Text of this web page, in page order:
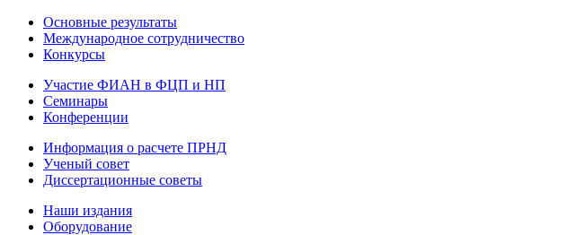
Основные результаты
Международное сотрудничество
Конкурсы
Участие ФИАН в ФЦП и НП
Семинары
Конференции
Информация о расчете ПРНД
Ученый совет
Диссертационные советы
Наши издания
Оборудование